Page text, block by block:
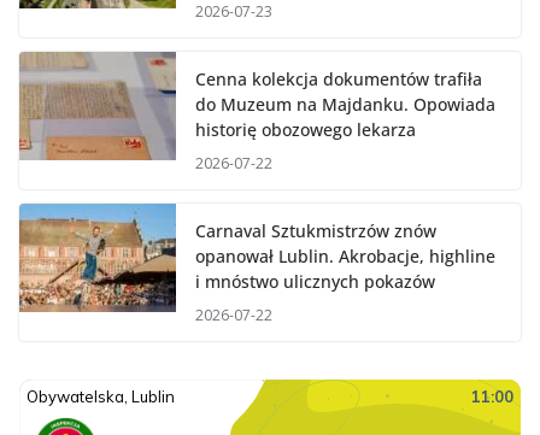
2026-07-23
Cenna kolekcja dokumentów trafiła
do Muzeum na Majdanku. Opowiada
historię obozowego lekarza
2026-07-22
Carnaval Sztukmistrzów znów
opanował Lublin. Akrobacje, highline
i mnóstwo ulicznych pokazów
2026-07-22